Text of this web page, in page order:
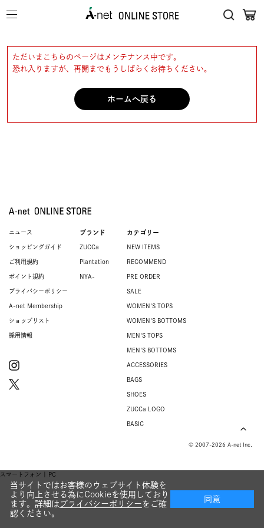
ただいまこちらのページはメンテナンス中です。
恐れ入りますが、再開までもうしばらくお待ちください。
ホームへ戻る
ニュース
ショッピングガイド
ご利用規約
ポイント規約
プライバシーポリシー
A-net Membership
ショップリスト
採用情報
ブランド
ZUCCa
Plantation
NYA-
カテゴリー
NEW ITEMS
RECOMMEND
PRE ORDER
SALE
WOMEN'S TOPS
WOMEN'S BOTTOMS
MEN'S TOPS
MEN'S BOTTOMS
ACCESSORIES
BAGS
SHOES
ZUCCa LOGO
BASIC
© 2007-2026 A-net Inc.
スマートフォン | PC
当サイトではお客様のウェブサイト体験を
より向上させる為にCookieを使用しており
ます。詳細は プライバシーポリシー をご確
認ください。
同意